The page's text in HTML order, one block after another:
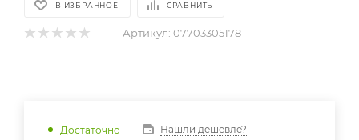
В ИЗБРАННОЕ СРАВНИТЬ
Артикул: 07703305178
Достаточно Нашли дешевле?